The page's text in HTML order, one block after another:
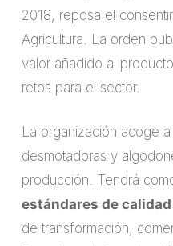
2018, reposa el
Agricultura. La orden
valor añadido al
retos para el sector.
La organización acoge
desmotadoras y
producción. Tendrá
estándares de
de transformación,